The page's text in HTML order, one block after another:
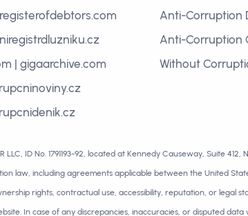
| gigaarchive.com
Anti-Corruption
Anti-Corruption
Without
ID No. 1791193-92, located at Kennedy Causeway, Suite 412,
law, including agreements applicable between the United
rights, contractual use, accessibility, reputation, or legal
In case of any discrepancies, inaccuracies, or disputed